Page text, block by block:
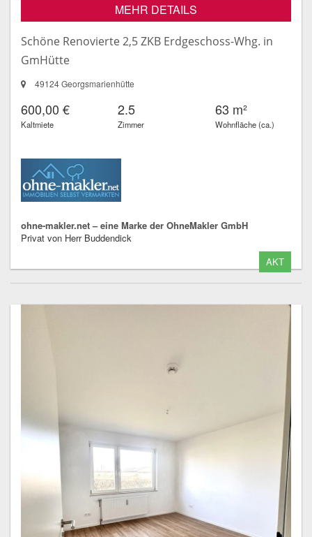
MEHR DETAILS
Schöne Renovierte 2,5 ZKB Erdgeschoss-Whg. in
GmHütte
49124 Georgsmarienhütte
600,00 €
Kaltmiete
2.5
Zimmer
63 m²
Wohnfläche (ca.)
ohne-makler.net – eine Marke der OhneMakler GmbH
Privat von Herr Buddendick
AKT